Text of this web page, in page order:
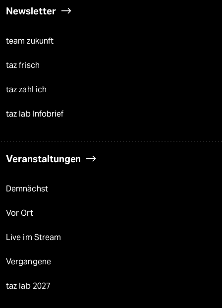
Newsletter
team zukunft
taz frisch
taz zahl ich
taz lab Infobrief
Veranstaltungen
Demnächst
Vor Ort
Live im Stream
Vergangene
taz lab 2027